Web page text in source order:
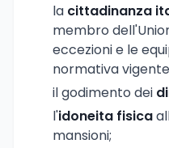
la cittadinanza
membro
eccezioni e le
normativa
il godimento dei
l'idoneita fisica
mansioni;